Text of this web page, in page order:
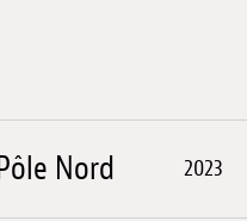
Nord 2023